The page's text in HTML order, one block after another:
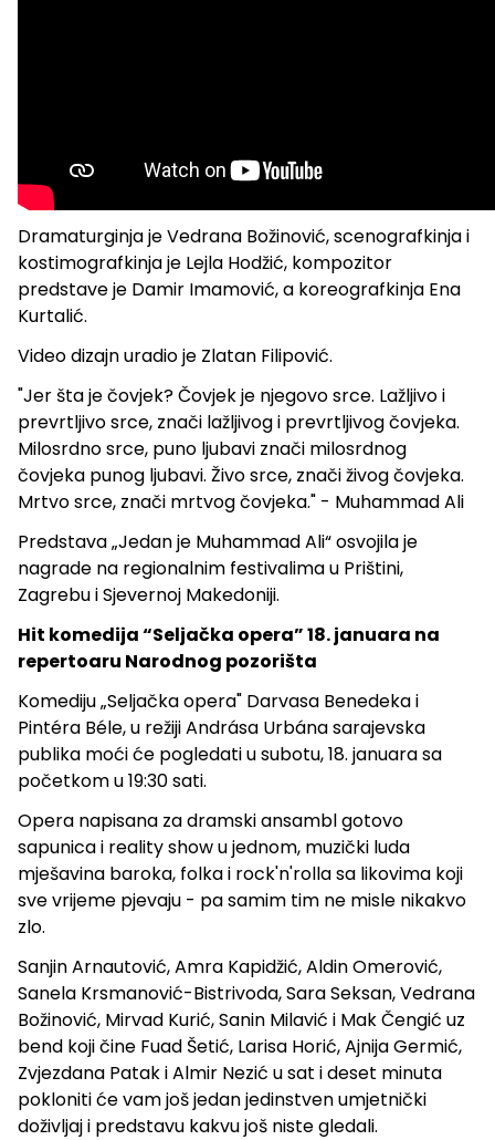
Dramaturginja je Vedrana Božinović, scenografkinja i
kostimografkinja je Lejla Hodžić, kompozitor
predstave je Damir Imamović, a koreografkinja Ena
Kurtalić.
Video dizajn uradio je Zlatan Filipović.
"Jer šta je čovjek? Čovjek je njegovo srce. Lažljivo i
prevrtljivo srce, znači lažljivog i prevrtljivog čovjeka.
Milosrdno srce, puno ljubavi znači milosrdnog
čovjeka punog ljubavi. Živo srce, znači živog čovjeka.
Mrtvo srce, znači mrtvog čovjeka." - Muhammad Ali
Predstava „Jedan je Muhammad Ali“ osvojila je
nagrade na regionalnim festivalima u Prištini,
Zagrebu i Sjevernoj Makedoniji.
Hit komedija “Seljačka opera” 18. januara na
repertoaru Narodnog pozorišta
Komediju „Seljačka opera" Darvasa Benedeka i
Pintéra Béle, u režiji Andrása Urbána sarajevska
publika moći će pogledati u subotu, 18. januara sa
početkom u 19:30 sati.
Opera napisana za dramski ansambl gotovo
sapunica i reality show u jednom, muzički luda
mješavina baroka, folka i rock'n'rolla sa likovima koji
sve vrijeme pjevaju - pa samim tim ne misle nikakvo
zlo.
Sanjin Arnautović, Amra Kapidžić, Aldin Omerović,
Sanela Krsmanović-Bistrivoda, Sara Seksan, Vedrana
Božinović, Mirvad Kurić, Sanin Milavić i Mak Čengić uz
bend koji čine Fuad Šetić, Larisa Horić, Ajnija Germić,
Zvjezdana Patak i Almir Nezić u sat i deset minuta
pokloniti će vam još jedan jedinstven umjetnički
doživljaj i predstavu kakvu još niste gledali.